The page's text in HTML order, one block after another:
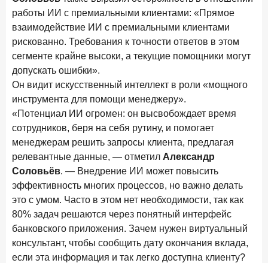
работы ИИ с премиальными клиентами: «Прямое
взаимодействие ИИ с премиальными клиентами
рискованно. Требования к точности ответов в этом
сегменте крайне высоки, а текущие помощники могут
допускать ошибки».
Он видит искусственный интеллект в роли «мощного
инструмента для помощи менеджеру».
«Потенциал ИИ огромен: он высвобождает время
сотрудников, беря на себя рутину, и помогает
менеджерам решить запросы клиента, предлагая
релевантные данные, — отметил Александр
Соловьёв. — Внедрение ИИ может повысить
эффективность многих процессов, но важно делать
это с умом. Часто в этом нет необходимости, так как
80% задач решаются через понятный интерфейс
банковского приложения. Зачем нужен виртуальный
консультант, чтобы сообщить дату окончания вклада,
если эта информация и так легко доступна клиенту?